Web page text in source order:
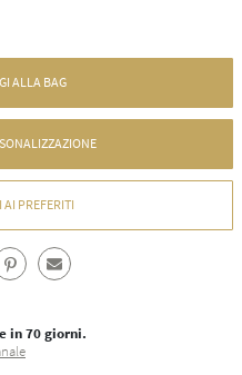
AI PREFERITI
ALLA BAG
in 70 giorni.